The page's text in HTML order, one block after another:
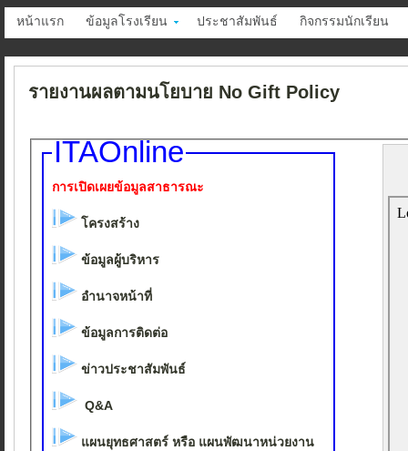
หน้าแรก ข้อมูลโรงเรียน ประชาสัมพันธ์ กิจกรรมนักเรียน
รายงานผลตามนโยบาย No Gift Policy
ITAOnline
การเปิดเผยข้อมูลสาธารณะ
โครงสร้าง
ข้อมูลผู้บริหาร
อำนาจหน้าที่
ข้อมูลการติดต่อ
ข่าวประชาสัมพันธ์
Q&A
แผนยุทธศาสตร์ หรือ แผนพัฒนาหน่วยงาน